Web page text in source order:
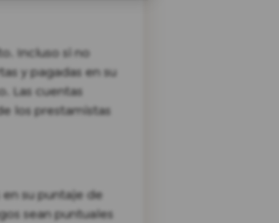
Incluso si no
y pagadas en su
Las cuentas
los prestamistas
su puntaje de
sean puntuales